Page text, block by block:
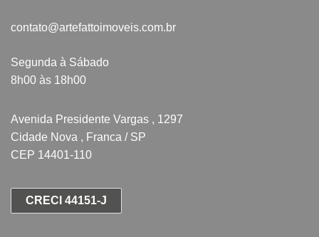
contato@artefattoimoveis.com.br
Segunda à Sábado
8h00 às 18h00
Avenida Presidente Vargas , 1297
Cidade Nova , Franca / SP
CEP 14401-110
CRECI 44151-J